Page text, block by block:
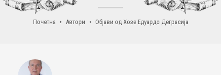
Почетна Автори Објави од Хозе Едуардо Деграсија